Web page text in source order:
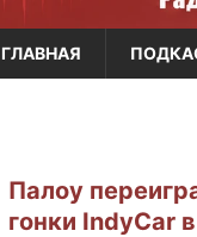
ГЛАВНАЯ
Палоу
гонки IndyCar